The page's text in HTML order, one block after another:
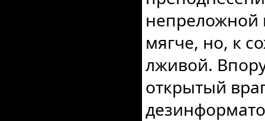
непреложной
мягче, но, к
лживой.
открытый